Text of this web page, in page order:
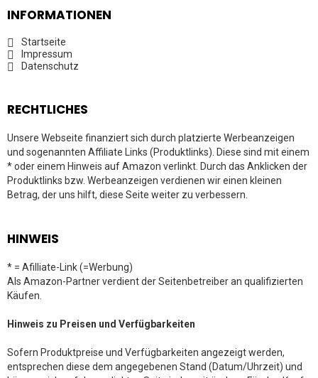
INFORMATIONEN
Startseite
Impressum
Datenschutz
RECHTLICHES
Unsere Webseite finanziert sich durch platzierte Werbeanzeigen
und sogenannten Affiliate Links (Produktlinks). Diese sind mit einem
* oder einem Hinweis auf Amazon verlinkt. Durch das Anklicken der
Produktlinks bzw. Werbeanzeigen verdienen wir einen kleinen
Betrag, der uns hilft, diese Seite weiter zu verbessern.
HINWEIS
* = Afilliate-Link (=Werbung)
Als Amazon-Partner verdient der Seitenbetreiber an qualifizierten
Käufen.
Hinweis zu Preisen und Verfügbarkeiten
Sofern Produktpreise und Verfügbarkeiten angezeigt werden,
entsprechen diese dem angegebenen Stand (Datum/Uhrzeit) und